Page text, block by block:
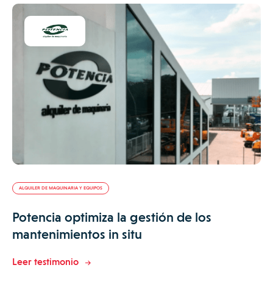
ALQUILER DE MAQUINARIA Y EQUIPOS
Potencia optimiza la gestión de los
mantenimientos in situ
Leer testimonio